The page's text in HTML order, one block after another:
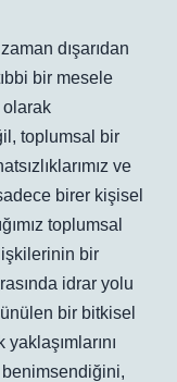
dışarıdan
bir mesele
olarak
toplumsal bir
ve
birer kişisel
toplumsal
bir
idrar yolu
bir bitkisel